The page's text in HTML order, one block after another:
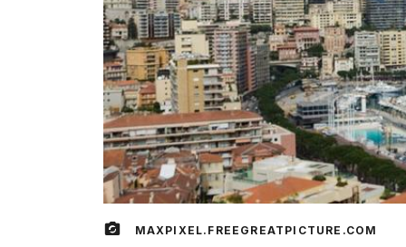
MAXPIXEL.FREEGREATPICTURE.COM